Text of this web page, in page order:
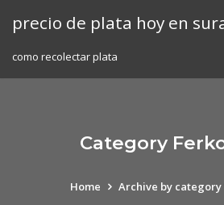
precio de plata hoy en
como recolectar plata
Category
Home Archive by category